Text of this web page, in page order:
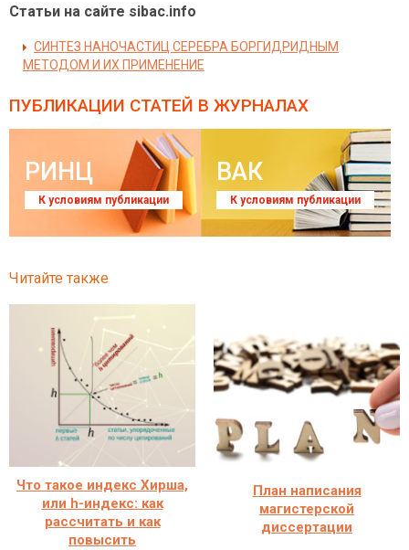
Статьи на сайте sibac.info
СИНТЕЗ НАНОЧАСТИЦ СЕРЕБРА БОРГИДРИДНЫМ
МЕТОДОМ И ИХ ПРИМЕНЕНИЕ
ПУБЛИКАЦИИ СТАТЕЙ В ЖУРНАЛАХ
РИНЦ
К условиям публикации
ВАК
К условиям публикации
Читайте также
Что такое индекс Хирша,
или h-индекс: как
рассчитать и как
повысить
План написания
магистерской
диссертации